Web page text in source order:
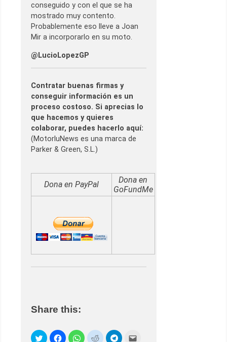
conseguido y con el que se ha
mostrado muy contento.
Probablemente eso lleve a Joan
Mir a incorporarlo en su moto.
@LucioLopezGP
Contratar buenas firmas y
conseguir información es un
proceso costoso. Si aprecias lo
que hacemos y quieres
colaborar, puedes hacerlo aquí:
(MotorluNews es una marca de
Parker & Green, S.L.)
Dona en PayPal
Dona en
GoFundMe
Share this: